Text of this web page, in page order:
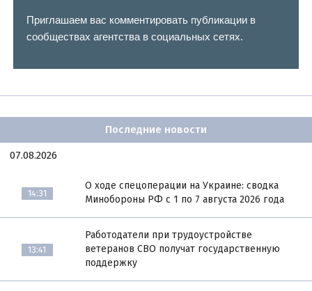
Приглашаем вас комментировать публикации в
сообществах агентства в социальных сетях.
Последние новости
07.08.2026
14:31
О ходе спецоперации на Украине: сводка
Минобороны РФ с 1 по 7 августа 2026 года
13:41
Работодатели при трудоустройстве
ветеранов СВО получат государственную
поддержку